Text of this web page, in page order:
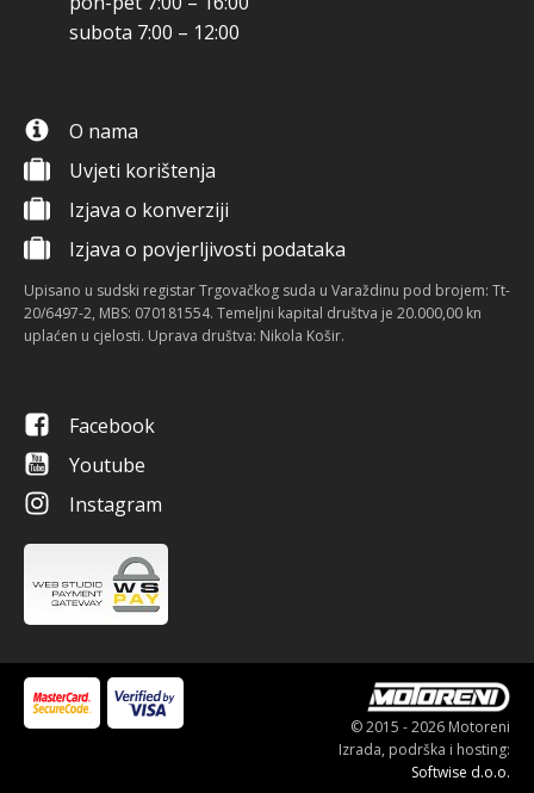
subota 7:00 – 12:00
O nama
Uvjeti korištenja
Izjava o konverziji
Izjava o povjerljivosti podataka
Upisano u sudski registar Trgovačkog suda u Varaždinu pod brojem: Tt-
20/6497-2, MBS: 070181554. Temeljni kapital društva je 20.000,00 kn
uplaćen u cjelosti. Uprava društva: Nikola Košir.
Facebook
Youtube
Instagram
© 2015 - 2026 Motoreni
Izrada, podrška i hosting:
Softwise d.o.o.